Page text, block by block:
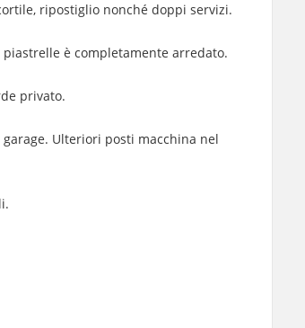
ripostiglio nonché doppi servizi.
è completamente arredato.
privato.
Ulteriori posti macchina nel